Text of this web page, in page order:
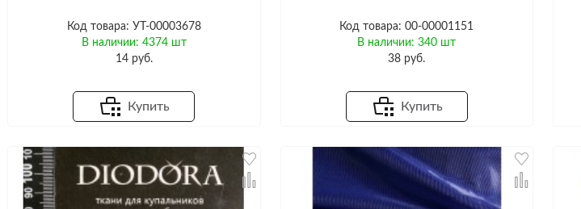
Код товара: УТ-00003678
В наличии: 4374 шт
14 руб.
Купить
Код товара: 00-00001151
В наличии: 340 шт
38 руб.
Купить